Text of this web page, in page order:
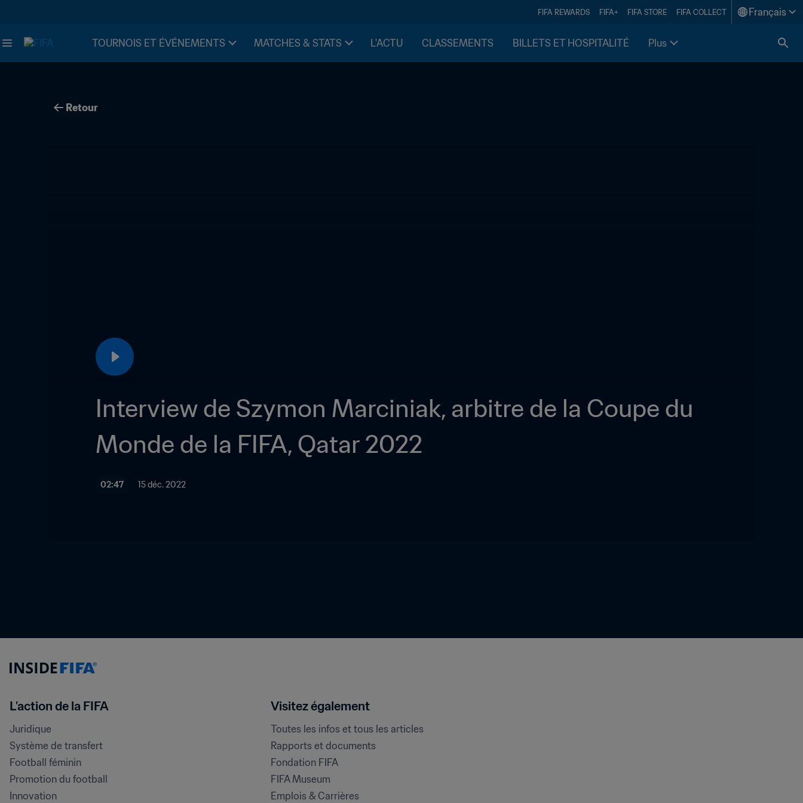
FIFA REWARDS FIFA+ FIFA STORE FIFA COLLECT Français
TOURNOIS ET ÉVÉNEMENTS MATCHES & STATS L'ACTU CLASSEMENTS BILLETS ET HOSPITALITÉ Plus
Retour
Interview de Szymon Marciniak, arbitre de la Coupe du
Monde de la FIFA, Qatar 2022
02:47 15 déc. 2022
L’action de la FIFA
Juridique
Système de transfert
Football féminin
Promotion du football
Innovation
Visitez également
Toutes les infos et tous les articles
Rapports et documents
Fondation FIFA
FIFA Museum
Emplois & Carrières